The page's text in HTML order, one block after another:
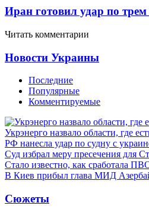
Иран готовил удар по
Читать комментарии
Новости Украины
Последние
Популярные
Комментируемые
Укрэнерго назвало области, где
РФ нанесла удар по судну с
Суд избрал меру пресечения для
Стало известно, как сработала
В Киев прибыл глава МИД
Сюжеты